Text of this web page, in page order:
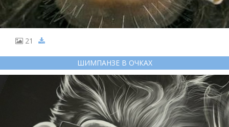
21
ШИМПАНЗЕ В ОЧКАХ